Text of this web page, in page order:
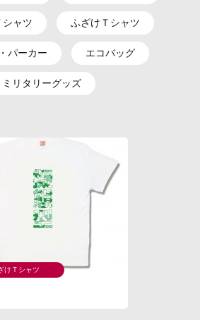
シャツ ふざけＴシャツ
パーカー エコバッグ
ミリタリーグッズ
けＴシャツ